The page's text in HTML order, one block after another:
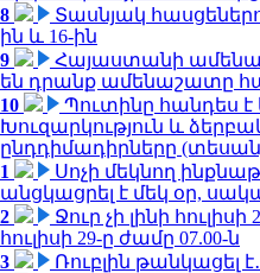
8
Տասնյակ
ին և 16-ին
9
Հայաստանի
են դրանք ամենաշատը
10
Պուտինը հանդես է
Խուզարկություն և
ընդդիմադիրները
1
Սոչի մեկնող
անցկացրել է մեկ օր,
2
Ջուր չի լինի
հուլիսի 29-ը ժամը 07.00-ն
3
Ռուբլին թանկացել